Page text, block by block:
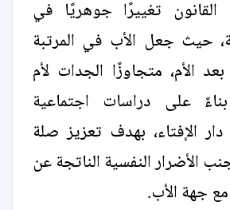
تغييرًا جوهريًا في
حيث جعل الأب في المرتبة
بعد الأم، متجاوزًا الجدات لأم
على دراسات اجتماعية
الإفتاء، بهدف تعزيز صلة
الأضرار النفسية الناتجة عن
جهة الأب.